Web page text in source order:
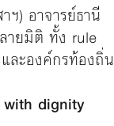
) อาจารย์ธานี
ายมิติ ทั้ง rule
ละองค์กรท้องถิ่น
dignity